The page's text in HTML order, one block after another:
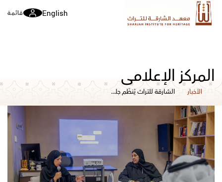
English قائمة
المركز الإعلامي
الأخبار الشارقة للتراث يُنظّم جلسةً حول المتاحف الشخصية لتعزيز الوعي بالذاكرة الثقافية.